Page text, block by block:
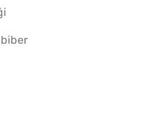
Adımlarına Geç
biber